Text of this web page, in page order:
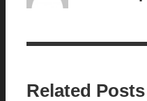
Related Posts